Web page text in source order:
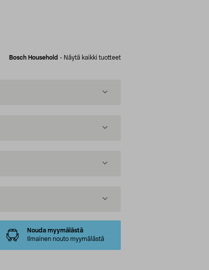
Bosch Household - Näytä kaikki tuotteet
Nouda myymälästä
Ilmainen nouto myymälästä